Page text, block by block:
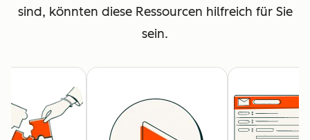
sind, könnten diese Ressourcen hilfreich für Sie
sein.